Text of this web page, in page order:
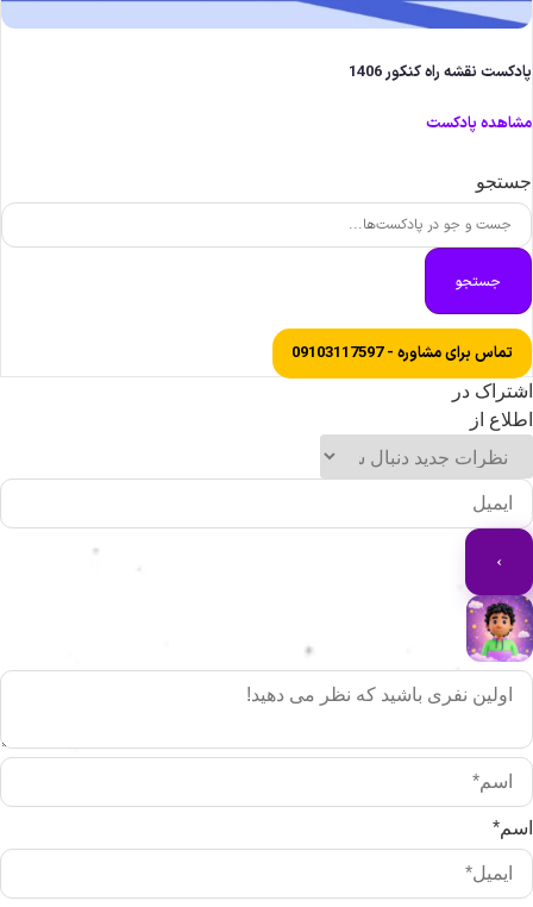
نقشه راه کنکور 1406
پادکست
جستجو
تماس برای مشاوره - 09103117597
در
از